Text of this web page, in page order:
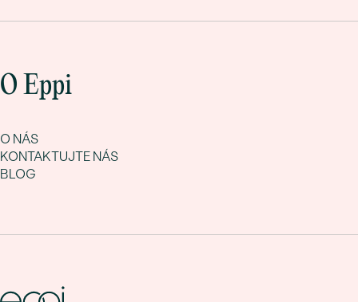
O Eppi
O NÁS
KONTAKTUJTE NÁS
BLOG